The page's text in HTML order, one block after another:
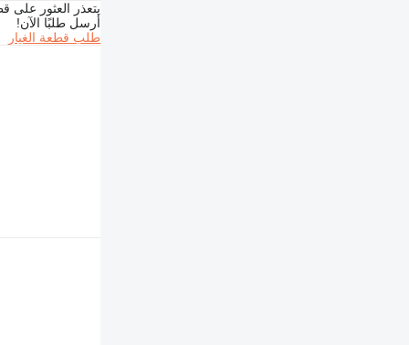
يتعذر العثور على
أرسل طلبًا الآن!
طلب قطعة الغيار